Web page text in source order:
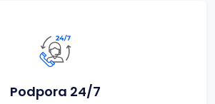
Podpora 24/7